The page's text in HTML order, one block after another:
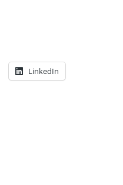
LinkedIn